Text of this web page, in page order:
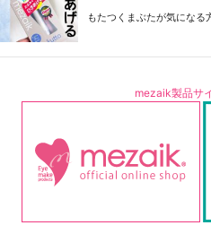
もたつくまぶたが気になる
mezaik製品サ